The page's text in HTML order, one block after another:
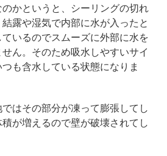
かというと、シーリングの切れ
露や湿気で内部に水が入ったと
いるのでスムーズに外部に水を
ん。そのため吸水しやすいサイ
も含水している状態になりま
はその部分が凍って膨張してし
が増えるので壁が破壊されてし